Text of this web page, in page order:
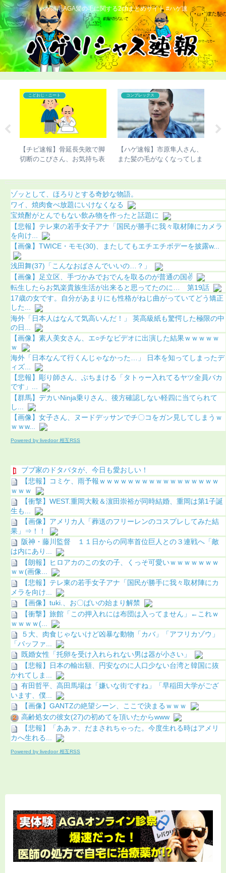
ハゲ薄毛AGA髪の毛に関する2chまとめサイト #ハゲ速
こどおじ・ニート
【チビ速報】骨延長失敗で脚
切断のこびさん、お気持ち表
コンプレックス
【ハゲ速報】市原隼人さん、
また髪の毛がなくなってしま
ゾッとして、ほろりとする奇妙な物語。
ワイ、焼肉食べ放題にいけなくなる
宝焼酎がとんでもない飲み物を作ったと話題に
【悲報】テレ東の若手女子アナ「国民が勝手に我々取材陣にカメラ
を向け...
【画像】TWICE・モモ(30)、またしてもエチエチボデーを披露w...
浅田舞(37)「こんなおばさんでいいの…？」
【画像】足立区、手づかみでおでんを取るのが普通の国✌️
転生したらお気楽貴族生活が出来ると思ってたのに… 第19話
17歳の女です。自分があまりにも性格がねじ曲がっていてどう矯正
した...
海外「日本人はなんて気高いんだ！」 英高級紙も驚愕した極限の中
の日...
【画像】素人美女さん、エ○チなビデオに出演した結果ｗｗｗｗｗ
ｗ
海外「日本なんて行くんじゃなかった…」 日本を知ってしまったデ
ィズ...
【悲報】彫り師さん、ぶちまける「タトゥー入れてるヤツ全員バカ
です」...
【群馬】デカいNinja乗りさん、後方確認しない軽四に当てられて
し...
【画像】女子さん、ヌードデッサンでチ〇コをガン見してしまうｗ
ｗｗw...
Powered by livedoor 相互RSS
ブブ家のドタバタが、今日も愛おしい！
【悲報】コミケ、雨予報ｗｗｗｗｗｗｗｗｗｗｗｗｗｗｗｗｗ
ｗｗｗ
【衝撃】WEST.重岡大毅＆濵田崇裕が同時結婚、重岡は第1子誕
生も...
【画像】アメリカ人「葬送のフリーレンのコスプレしてみた結
果」⇒！！
阪神・藤川監督 １１日からの同率首位巨人との３連戦へ「敵
は内にあり...
【朗報】ヒロアカのこの女の子、くっそ可愛いｗｗｗｗｗｗｗ
ｗｗ(画像...
【悲報】テレ東の若手女子アナ「国民が勝手に我々取材陣にカ
メラを向け...
【画像】tuki.、お〇ぱいの始まり解禁
【衝撃】旅館「この押入れには布団は入ってません」←これｗ
ｗｗｗｗ(...
５大、肉食じゃないけど凶暴な動物「カバ」「アフリカゾウ」
「バッファ...
既婚女性「托卵を受け入れられない男は器が小さい」
【悲報】日本の輸出額、円安なのに人口少ない台湾と韓国に抜
かれてしま...
有田哲平、高田馬場は「嫌いな街ですね」「早稲田大学がござ
います、僕...
【画像】GANTZの絶望シーン、ここで決まるｗｗｗ
高齢処女の彼女(27)の初めてを頂いたからwww
【悲報】「ああァ、だまされちゃった。今度生れる時はアメリ
カへ生れる...
Powered by livedoor 相互RSS